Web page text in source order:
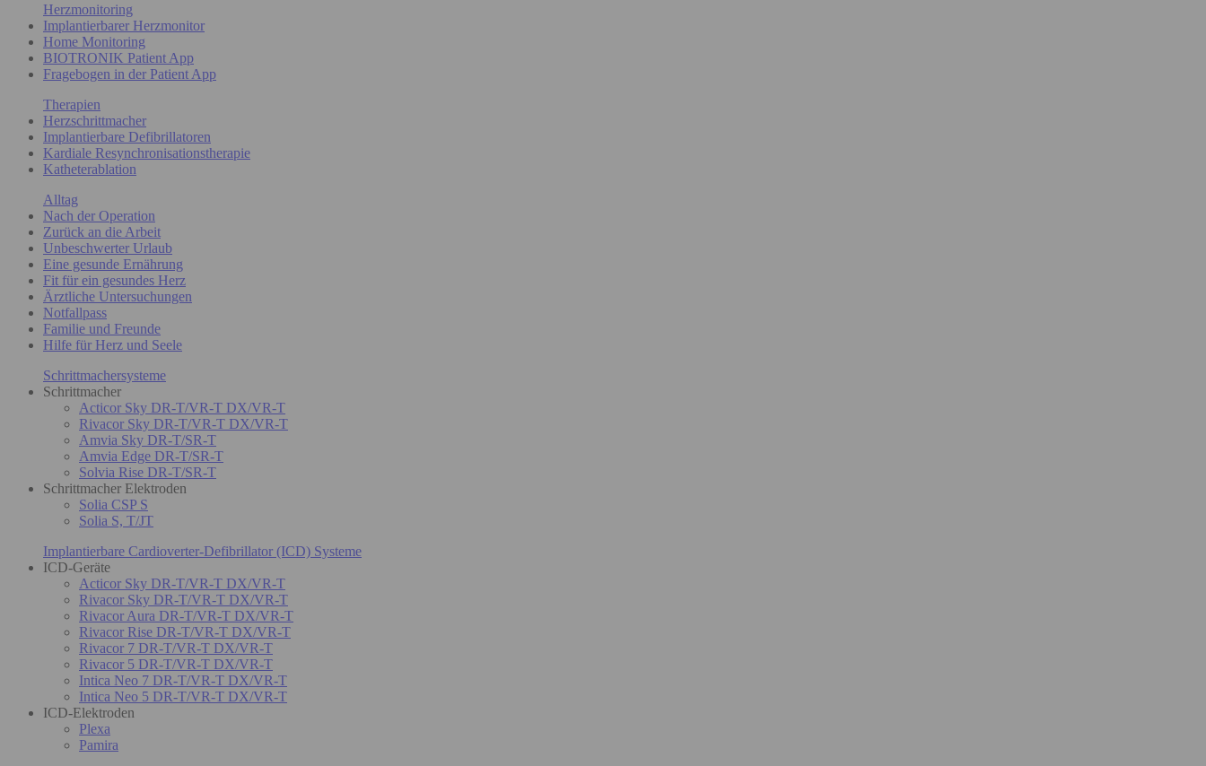
Herzmonitoring
Implantierbarer Herzmonitor
Home Monitoring
BIOTRONIK Patient App
Fragebogen in der Patient App
Therapien
Herzschrittmacher
Implantierbare Defibrillatoren
Kardiale Resynchronisationstherapie
Katheterablation
Alltag
Nach der Operation
Zurück an die Arbeit
Unbeschwerter Urlaub
Eine gesunde Ernährung
Fit für ein gesundes Herz
Ärztliche Untersuchungen
Notfallpass
Familie und Freunde
Hilfe für Herz und Seele
Schrittmachersysteme
Schrittmacher
Acticor Sky DR-T/VR-T DX/VR-T
Rivacor Sky DR-T/VR-T DX/VR-T
Amvia Sky DR-T/SR-T
Amvia Edge DR-T/SR-T
Solvia Rise DR-T/SR-T
Schrittmacher Elektroden
Solia CSP S
Solia S, T/JT
Implantierbare Cardioverter-Defibrillator (ICD) Systeme
ICD-Geräte
Acticor Sky DR-T/VR-T DX/VR-T
Rivacor Sky DR-T/VR-T DX/VR-T
Rivacor Aura DR-T/VR-T DX/VR-T
Rivacor Rise DR-T/VR-T DX/VR-T
Rivacor 7 DR-T/VR-T DX/VR-T
Rivacor 5 DR-T/VR-T DX/VR-T
Intica Neo 7 DR-T/VR-T DX/VR-T
Intica Neo 5 DR-T/VR-T DX/VR-T
ICD-Elektroden
Plexa
Pamira